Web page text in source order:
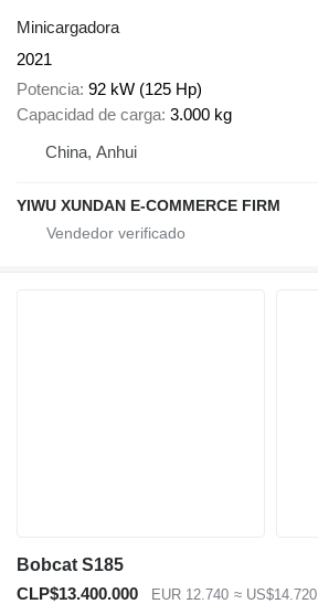
Minicargadora
2021
Potencia 92 kW (125 Hp)
Capacidad de carga 3.000 kg
China, Anhui
YIWU XUNDAN E-COMMERCE FIRM
Bobcat S185
CLP$13.400.000
EUR 12.740 ≈ US$14.720